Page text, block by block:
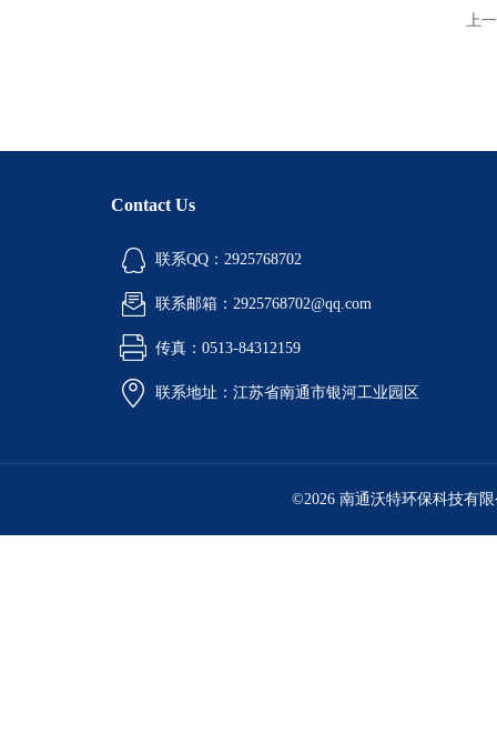
上
Contact Us
联系QQ：2925768702
联系邮箱：2925768702@qq.com
传真：0513-84312159
联系地址：江苏省南通市银河工业园区
©2026 南通沃特环保科技有